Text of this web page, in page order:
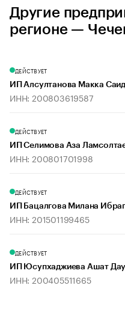
Другие
регионе —
ДЕЙСТВУЕТ
ИП Алсултанова Макка
ИНН: 200803619587
ДЕЙСТВУЕТ
ИП Селимова Аза
ИНН: 200801701998
ДЕЙСТВУЕТ
ИП Бацалгова Милана
ИНН: 201501199465
ДЕЙСТВУЕТ
ИП Юсупхаджиева Ашат
ИНН: 200405511665